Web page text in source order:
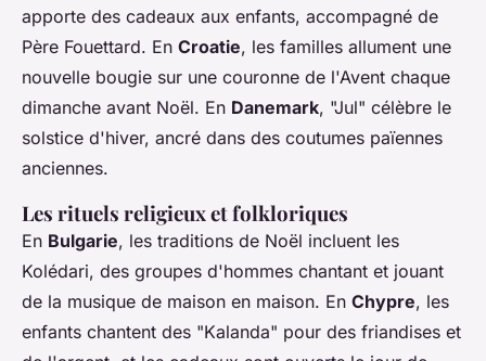
apporte des cadeaux aux enfants, accompagné de
Père Fouettard. En Croatie, les familles allument une
nouvelle bougie sur une couronne de l'Avent chaque
dimanche avant Noël. En Danemark, "Jul" célèbre le
solstice d'hiver, ancré dans des coutumes païennes
anciennes.
Les rituels religieux et folkloriques
En Bulgarie, les traditions de Noël incluent les
Kolédari, des groupes d'hommes chantant et jouant
de la musique de maison en maison. En Chypre, les
enfants chantent des "Kalanda" pour des friandises et